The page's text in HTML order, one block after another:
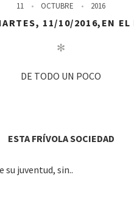
11 OCTUBRE 2016
11/10/2016,EN
✻
DE TODO UN POCO
ESTA FRÍVOLA SOCIEDAD
su juventud, sin..